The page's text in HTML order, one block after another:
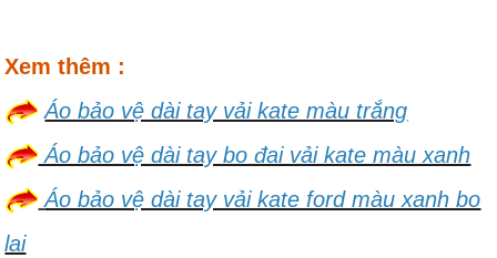
Xem thêm :
Áo bảo vệ dài tay vải kate màu trắng
Áo bảo vệ dài tay bo đai vải kate màu xanh
Áo bảo vệ dài tay vải kate ford màu xanh bo
lai